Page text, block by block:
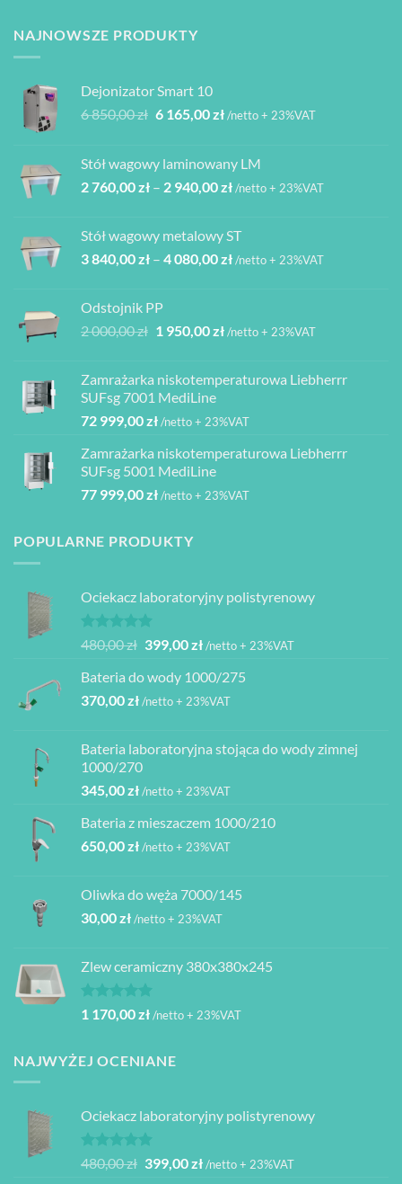
NAJNOWSZE PRODUKTY
Dejonizator Smart 10
6 850,00zł Pierwotna
6
850,00 zł.
6 165,00złAktualna
6
165,00 zł.
/netto + 23%VAT
Stół wagowy laminowany LM
2 760,00zł – 2 940,00złZakres
2
760,00 zł
/netto + 23%VAT
Stół wagowy metalowy ST
3 840,00zł – 4 080,00złZakres
840,00 zł
080,00 zł
/netto + 23%VAT
Odstojnik PP
2 000,00zł Pierwotna
2
000,00 zł.
1 950,00złAktualna
1
/netto + 23%VAT
Zamrażarka niskotemperaturowa Liebherrr
SUFsg 7001 MediLine
72 999,00zł/netto + 23%VAT
Zamrażarka niskotemperaturowa Liebherrr
SUFsg 5001 MediLine
77 999,00zł/netto + 23%VAT
POPULARNE PRODUKTY
Ociekacz laboratoryjny polistyrenowy
Oceniono
na 5
480,00zł Pierwotna
wynosiła:
480,00 zł.
399,00złAktualna
wynosi:
399,00 zł.
/netto + 23%VAT
Bateria do wody 1000/275
370,00zł/netto + 23%VAT
Bateria laboratoryjna stojąca do wody zimnej
1000/270
345,00zł/netto + 23%VAT
Bateria z mieszaczem 1000/210
650,00zł/netto + 23%VAT
Oliwka do węża 7000/145
30,00zł/netto + 23%VAT
Zlew ceramiczny 380x380x245
Oceniono
na 5
1 170,00zł/netto + 23%VAT
NAJWYŻEJ OCENIANE
Ociekacz laboratoryjny polistyrenowy
Oceniono
na 5
480,00zł Pierwotna
399,00złAktualna
/netto + 23%VAT